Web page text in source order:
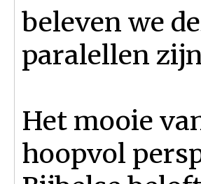
beleven we
paralellen
Het mooie
hoopvol